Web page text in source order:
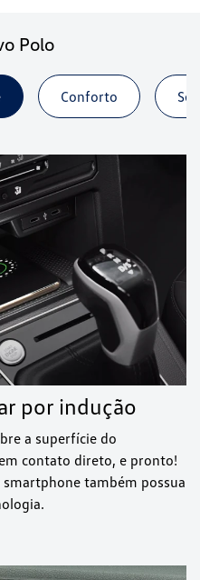
Polo
Conforto
por indução
a superfície do
contato direto, e pronto!
também possua